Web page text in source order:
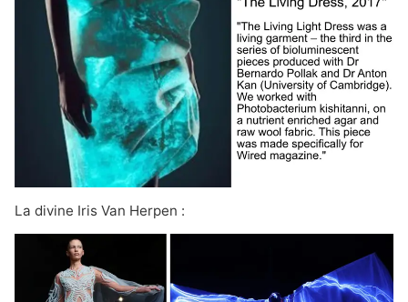
La divine Iris Van Herpen :